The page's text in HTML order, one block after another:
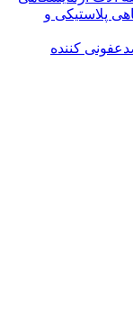
پلاستیکی و
کننده